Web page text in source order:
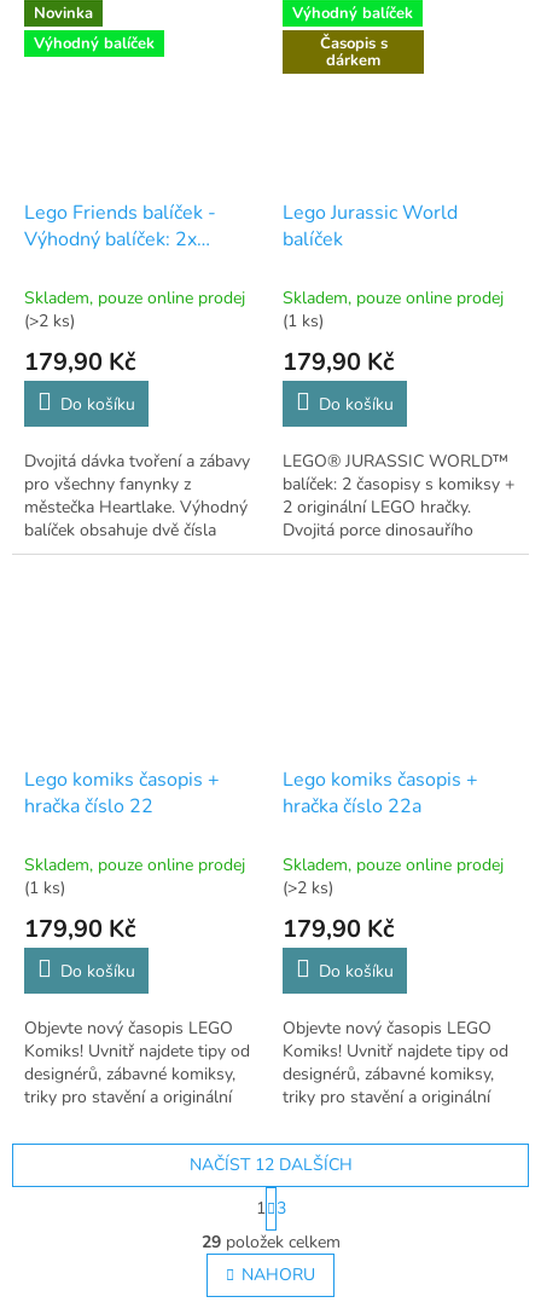
Novinka
Výhodný balíček
Lego Friends balíček -
Výhodný balíček: 2x
Skladem, pouze online prodej
(>2 ks)
179,90 Kč
Do košíku
Dvojitá dávka tvoření a zábavy
pro všechny fanynky z
městečka Heartlake. Výhodný
balíček obsahuje dvě čísla
oblíbeného časopisu LEGO
Výhodný balíček
Časopis s
dárkem
Lego Jurassic World
balíček
Skladem, pouze online prodej
(1 ks)
179,90 Kč
Do košíku
LEGO® JURASSIC WORLD™
balíček: 2 časopisy s komiksy +
2 originální LEGO hračky.
Dvojitá porce dinosauřího
dobrodružství!
Lego komiks časopis +
hračka číslo 22
Skladem, pouze online prodej
(1 ks)
179,90 Kč
Do košíku
Objevte nový časopis LEGO
Komiks! Uvnitř najdete tipy od
designérů, zábavné komiksy,
triky pro stavění a originální
Lego komiks časopis +
hračka číslo 22a
Skladem, pouze online prodej
(>2 ks)
179,90 Kč
Do košíku
Objevte nový časopis LEGO
Komiks! Uvnitř najdete tipy od
designérů, zábavné komiksy,
triky pro stavění a originální
O
v
l
á
NAČÍST 12 DALŠÍCH
S
t
r
á
n
k
1 3
29položek celkem
NAHORU